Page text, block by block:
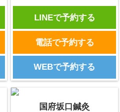
LINEで予約する
電話で予約する
WEBで予約する
国府坂口鍼灸